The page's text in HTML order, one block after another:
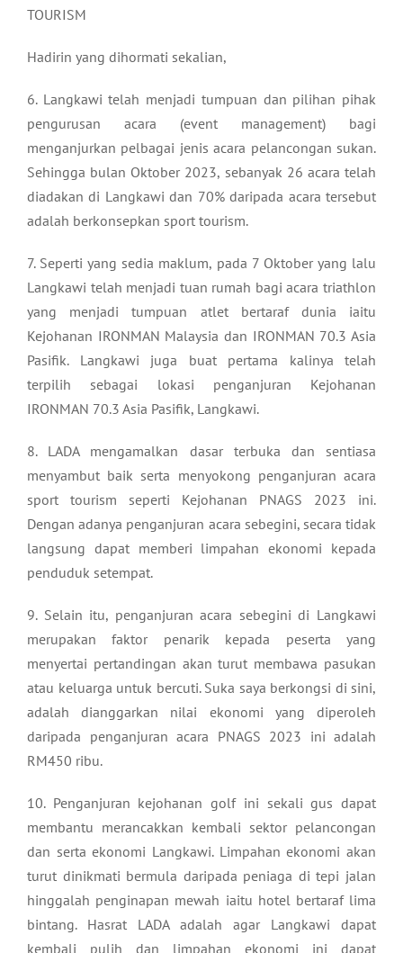
TOURISM
Hadirin yang dihormati sekalian,
6. Langkawi telah menjadi tumpuan dan pilihan pihak
pengurusan acara (event management) bagi
menganjurkan pelbagai jenis acara pelancongan sukan.
Sehingga bulan Oktober 2023, sebanyak 26 acara telah
diadakan di Langkawi dan 70% daripada acara tersebut
adalah berkonsepkan sport tourism.
7. Seperti yang sedia maklum, pada 7 Oktober yang lalu
Langkawi telah menjadi tuan rumah bagi acara triathlon
yang menjadi tumpuan atlet bertaraf dunia iaitu
Kejohanan IRONMAN Malaysia dan IRONMAN 70.3 Asia
Pasifik. Langkawi juga buat pertama kalinya telah
terpilih sebagai lokasi penganjuran Kejohanan
IRONMAN 70.3 Asia Pasifik, Langkawi.
8. LADA mengamalkan dasar terbuka dan sentiasa
menyambut baik serta menyokong penganjuran acara
sport tourism seperti Kejohanan PNAGS 2023 ini.
Dengan adanya penganjuran acara sebegini, secara tidak
langsung dapat memberi limpahan ekonomi kepada
penduduk setempat.
9. Selain itu, penganjuran acara sebegini di Langkawi
merupakan faktor penarik kepada peserta yang
menyertai pertandingan akan turut membawa pasukan
atau keluarga untuk bercuti. Suka saya berkongsi di sini,
adalah dianggarkan nilai ekonomi yang diperoleh
daripada penganjuran acara PNAGS 2023 ini adalah
RM450 ribu.
10. Penganjuran kejohanan golf ini sekali gus dapat
membantu merancakkan kembali sektor pelancongan
dan serta ekonomi Langkawi. Limpahan ekonomi akan
turut dinikmati bermula daripada peniaga di tepi jalan
hinggalah penginapan mewah iaitu hotel bertaraf lima
bintang. Hasrat LADA adalah agar Langkawi dapat
kembali pulih dan limpahan ekonomi ini dapat